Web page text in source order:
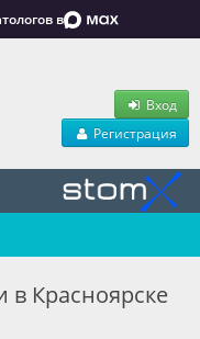
в
Вход
Регистрация
в Красноярске